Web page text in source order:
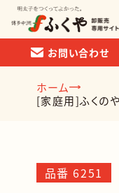
スタッフ紹介
お問い合わせ
ホーム
[家庭用]ふくの
品番 6251